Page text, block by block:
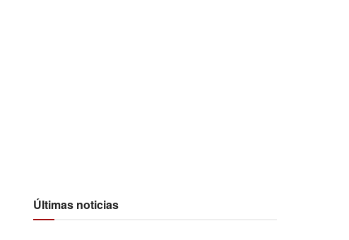
Últimas noticias